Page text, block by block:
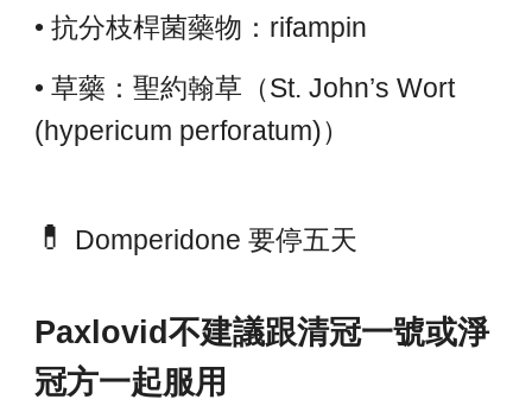
• 抗分枝桿菌藥物：rifampin
• 草藥：聖約翰草（St. John’s Wort
(hypericum perforatum)）
💊 Domperidone 要停五天
Paxlovid不建議跟清冠一號或淨
冠方一起服用